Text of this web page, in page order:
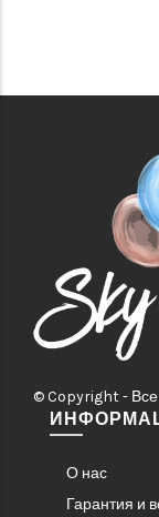
© Copyright -
О нас
Гарантия и